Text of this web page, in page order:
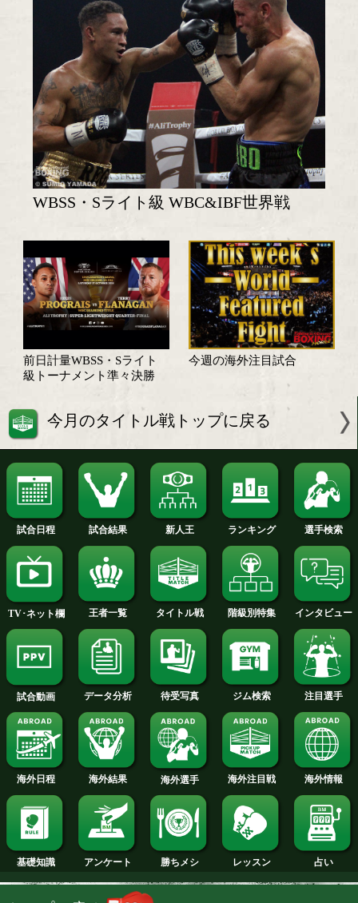
試合速報・勝ち予想結果へ
特集記事
WBSS・Sライト級 WBC&IBF世界戦
前日計量WBSS・Sライト
級トーナメント準々決勝
今週の海外注目試合
今月のタイトル戦トップに戻る
試合日程 試合結果 新人王 ランキング